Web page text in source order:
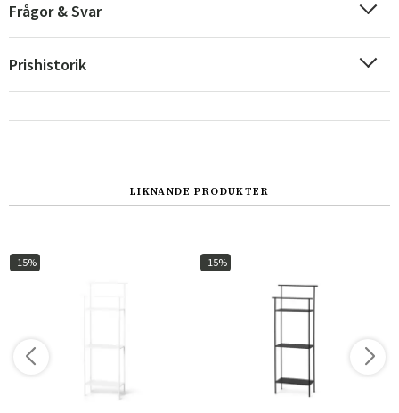
Sverige
Danmark
Frågor & Svar
Prishistorik
LIKNANDE PRODUKTER
-15% -15%